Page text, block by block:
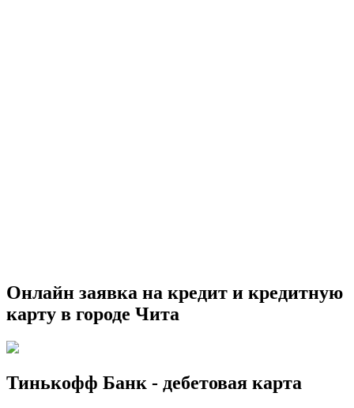
Онлайн заявка на кредит и кредитную
карту в городе Чита
Тинькофф Банк - дебетовая карта